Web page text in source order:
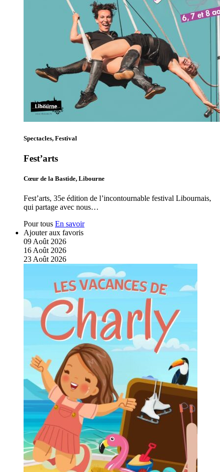
Spectacles, Festival
Fest’arts
Cœur de la Bastide, Libourne
Fest’arts, 35e édition de l’incontournable festival Libournais,
qui partage avec nous…
Pour tous En savoir
Ajouter aux favoris
09 Août 2026
16 Août 2026
23 Août 2026